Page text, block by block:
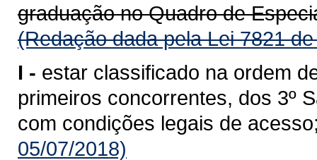
graduação no Quadro de
(Redação dada pela Lei 7821
I - estar classificado na ordem
primeiros concorrentes, dos 3º
com condições legais de
05/07/2018)